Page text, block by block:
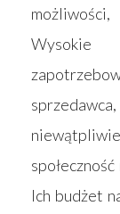
Ich budżet